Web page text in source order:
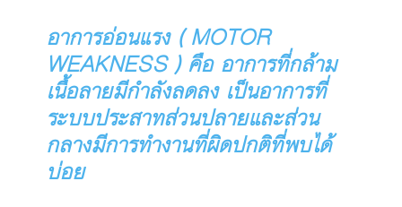
อาการอ่อนแรง ( MOTOR
WEAKNESS ) คือ อาการที่กล้าม
เนื้อลายมีกำลังลดลง เป็นอาการที่
ระบบประสาทส่วนปลายและส่วน
กลางมีการทำงานที่ผิดปกติที่พบได้
บ่อย